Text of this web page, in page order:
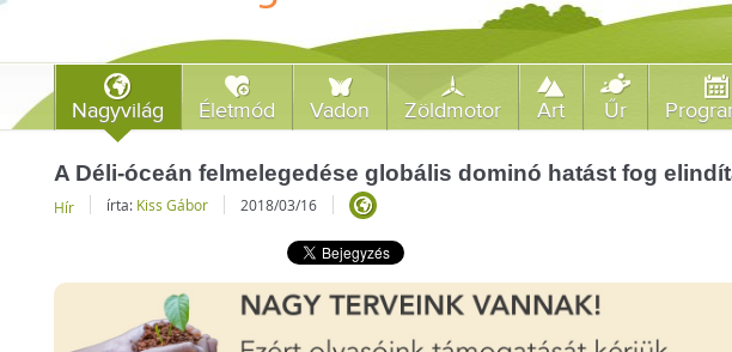
Nagyvilág Életmód Vadon Zöldmotor Art Űr
A Déli-óceán felmelegedése globális dominó hatást fog
Hír írta: Kiss Gábor 2018/03/16